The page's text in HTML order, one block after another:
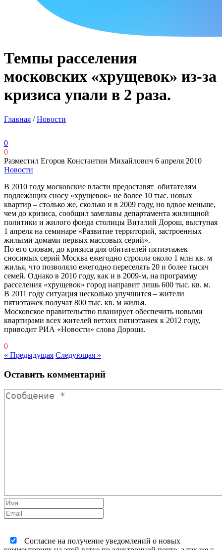
Темпы расселения
московских «хрущевок» из-за
кризиса упали в 2 раза.
Главная /Новости
0
0
Разместил Егоров Константин Михайлович 6 апреля 2010
Новости
В 2010 году московские власти предоставят обитателям
подлежащих сносу «хрущевок» не более 10 тыс. новых
квартир – столько же, сколько и в 2009 году, но вдвое меньше,
чем до кризиса, сообщил замглавы департамента жилищной
политики и жилого фонда столицы Виталий Дорош, выступая
1 апреля на семинаре «Развитие территорий, застроенных
жилыми домами первых массовых серий».
По его словам, до кризиса для обитателей пятиэтажек
сносимых серий Москва ежегодно строила около 1 млн кв. м
жилья, что позволяло ежегодно переселять 20 и более тысяч
семей. Однако в 2010 году, как и в 2009-м, на программу
расселения «хрущевок» город направит лишь 600 тыс. кв. м.
В 2011 году ситуация несколько улучшится – жители
пятиэтажек получат 800 тыс. кв. м жилья.
Московское правительство планирует обеспечить новыми
квартирами всех жителей ветхих пятиэтажек к 2012 году,
приводит РИА «Новости» слова Дороша.
0
« Предыдущая Следующая »
Оставить комментарий
Согласие на получение уведомлений о новых